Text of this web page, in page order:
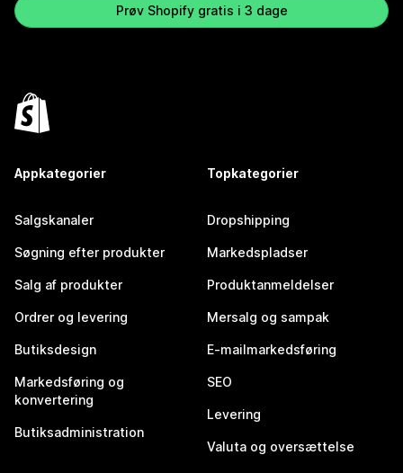
Prøv Shopify gratis i 3 dage
Appkategorier
Salgskanaler
Søgning efter produkter
Salg af produkter
Ordrer og levering
Butiksdesign
Markedsføring og
konvertering
Butiksadministration
Topkategorier
Dropshipping
Markedspladser
Produktanmeldelser
Mersalg og sampak
E-mailmarkedsføring
SEO
Levering
Valuta og oversættelse